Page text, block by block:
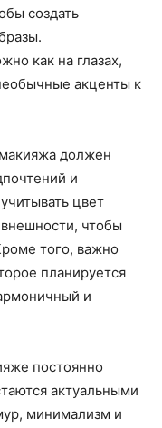
создать
как на глазах,
акценты к
должен
и
цвет
чтобы
того, важно
планируется
и
постоянно
актуальными
минимализм и